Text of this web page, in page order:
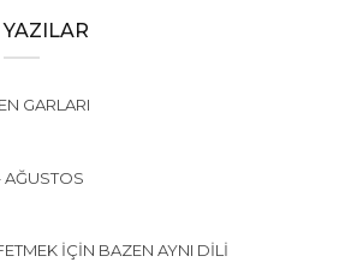
GARLARI
AĞUSTOS
İÇIN BAZEN AYNI DILI